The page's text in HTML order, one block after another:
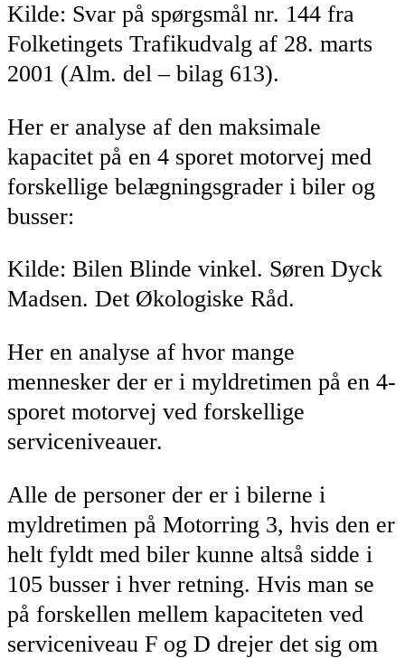
Kilde: Svar på spørgsmål nr. 144 fra
Folketingets Trafikudvalg af 28. marts
2001 (Alm. del – bilag 613).
Her er analyse af den maksimale
kapacitet på en 4 sporet motorvej med
forskellige belægningsgrader i biler og
busser:
Kilde: Bilen Blinde vinkel. Søren Dyck
Madsen. Det Økologiske Råd.
Her en analyse af hvor mange
mennesker der er i myldretimen på en 4-
sporet motorvej ved forskellige
serviceniveauer.
Alle de personer der er i bilerne i
myldretimen på Motorring 3, hvis den er
helt fyldt med biler kunne altså sidde i
105 busser i hver retning. Hvis man se
på forskellen mellem kapaciteten ved
serviceniveau F og D drejer det sig om